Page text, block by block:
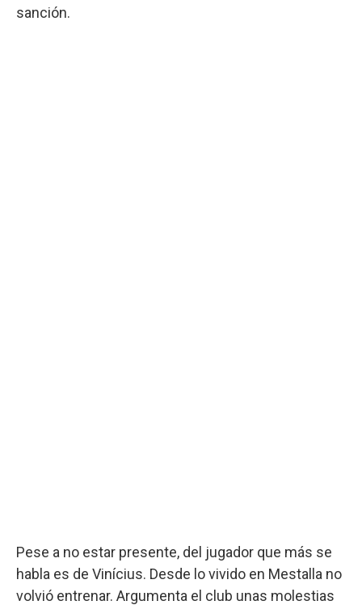
sanción.
Pese a no estar presente, del jugador que más se
habla es de Vinícius. Desde lo vivido en Mestalla no
volvió entrenar. Argumenta el club unas molestias